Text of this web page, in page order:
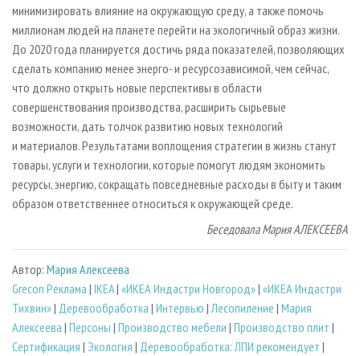
минимизировать влияние на окружающую среду, а также помочь
миллионам людей на планете перейти на экологичный образ жизни.
До 2020 года планируется достичь ряда показателей, позволяющих
сделать компанию менее энерго- и ресурсозависимой, чем сейчас,
что должно открыть новые перспективы в области
совершенствования производства, расширить сырьевые
возможности, дать толчок развитию новых технологий
и материалов. Результатами воплощения стратегии в жизнь станут
товары, услуги и технологии, которые помогут людям экономить
ресурсы, энергию, сокращать повседневные расходы в быту и таким
образом ответственнее относиться к окружающей среде.
Беседовала Мария АЛЕКСЕЕВА
Автор: Мария Алексеева
Grecon Реклама | IKEA| «ИКЕА Индастри Новгород»| «ИКЕА Индастри
Тихвин»| Деревообработка | Интервью |Лесопиление | Мария
Алексеева | Персоны | Производство мебели | Производство плит |
Сертификация | Экология | Деревообработка: ЛПИ рекомендует |